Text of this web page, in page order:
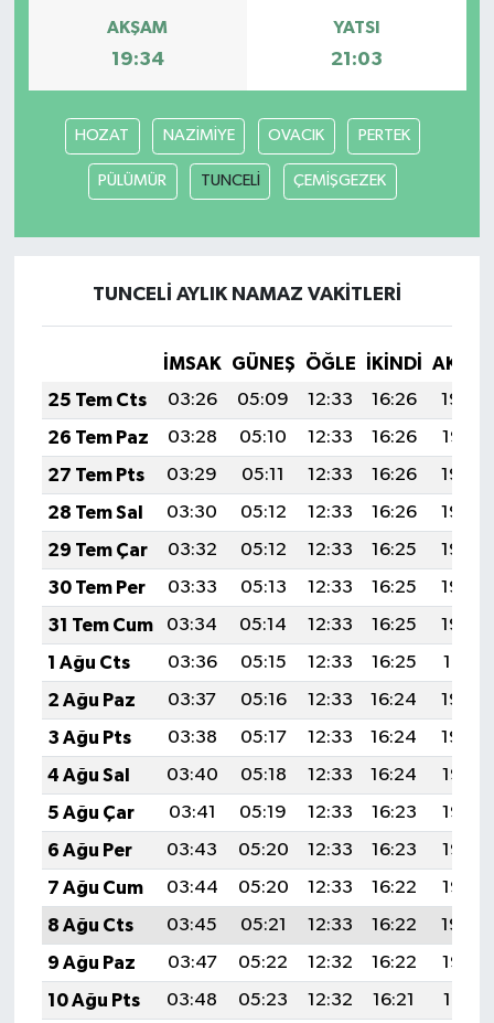
AKŞAM
19:34
YATSI
21:03
HOZAT NAZİMİYE OVACIK PERTEK
PÜLÜMÜR TUNCELİ ÇEMİŞGEZEK
TUNCELİ AYLIK NAMAZ VAKITLERI
İMSAK GÜNEŞ ÖĞLE İKINDI
25 Tem Cts
03:26 05:09 12:33 16:26
19:48
26 Tem Paz
03:28 05:10 12:33 16:26
19:47
27 Tem Pts
03:29 05:11 12:33 16:26
19:46
28 Tem Sal
03:30 05:12 12:33 16:26
19:45
29 Tem Çar
03:32 05:12 12:33 16:25
19:44
30 Tem Per
03:33 05:13 12:33 16:25
19:43
31 Tem Cum
03:34 05:14 12:33 16:25
19:42
1 Ağu Cts
03:36 05:15 12:33 16:25
19:41
2 Ağu Paz
03:37 05:16 12:33 16:24
19:40
3 Ağu Pts
03:38 05:17 12:33 16:24
19:39
4 Ağu Sal
03:40 05:18 12:33 16:24
19:38
5 Ağu Çar
03:41 05:19 12:33 16:23
19:37
6 Ağu Per
03:43 05:20 12:33 16:23
19:36
7 Ağu Cum
03:44 05:20 12:33 16:22
19:35
8 Ağu Cts
03:45 05:21 12:33 16:22
19:34
9 Ağu Paz
03:47 05:22 12:32 16:22
19:33
10 Ağu Pts
03:48 05:23 12:32 16:21
19:31